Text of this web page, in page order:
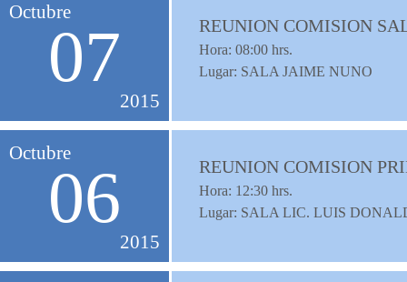
Octubre
07
2015
REUNION COMISION
Hora: 08:00 hrs.
Lugar: SALA JAIME NUNO
Octubre
06
2015
REUNION COMISION
Hora: 12:30 hrs.
Lugar: SALA LIC. LUIS